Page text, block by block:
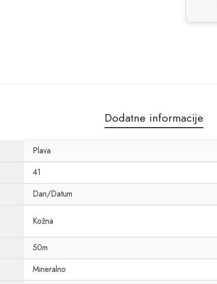
Dodatne informacije
Plava
41
Dan/Datum
Kožna
50m
Mineralno